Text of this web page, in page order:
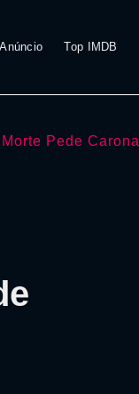
Anúncio Top IMDB
Pede Carona